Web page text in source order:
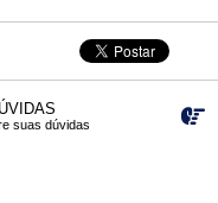
suas dúvidas